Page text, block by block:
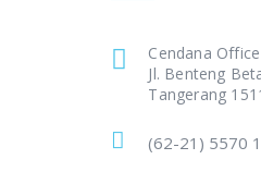
Cendana
Jl. Benteng
Tangerang
(62-21) 5570